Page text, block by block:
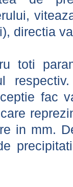
directia
toti
fac
in mm.